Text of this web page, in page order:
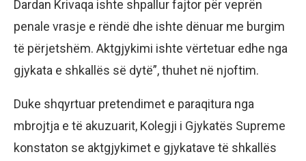
Dardan Krivaqa ishte shpallur fajtor për veprën
penale vrasje e rëndë dhe ishte dënuar me burgim
të përjetshëm. Aktgjykimi ishte vërtetuar edhe nga
gjykata e shkallës së dytë”, thuhet në njoftim.
Duke shqyrtuar pretendimet e paraqitura nga
mbrojtja e të akuzuarit, Kolegji i Gjykatës Supreme
konstaton se aktgjykimet e gjykatave të shkallës